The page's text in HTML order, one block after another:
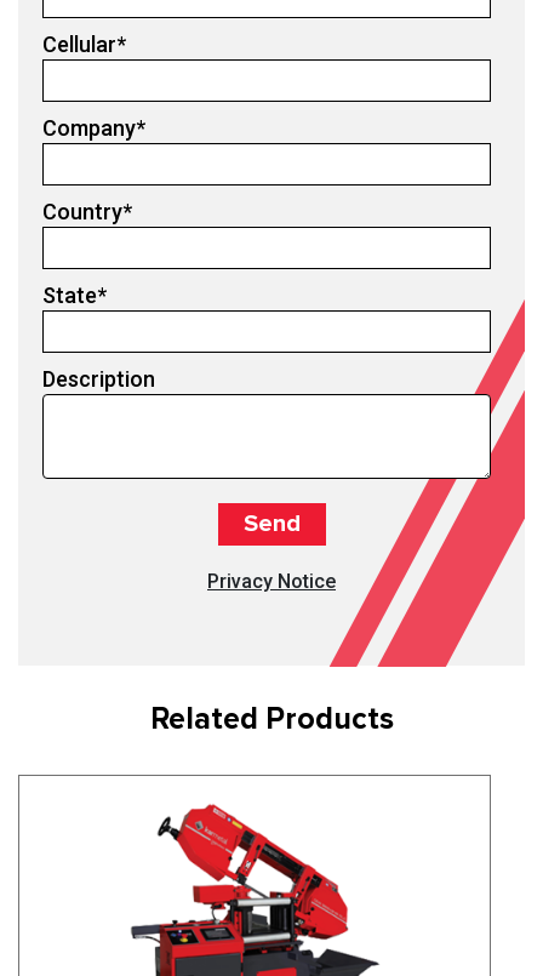
Cellular*
Company*
Country*
State*
Description
Privacy Notice
Related Products